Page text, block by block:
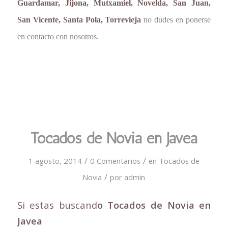
Guardamar, Jijona, Mutxamiel, Novelda, San Juan,
San Vicente, Santa Pola, Torrevieja no dudes en ponerse
en contacto con nosotros.
Tocados de Novia en Javea
1 agosto, 2014 / 0 Comentarios / en Tocados de
Novia / por admin
Si estas buscando Tocados de Novia en
Javea